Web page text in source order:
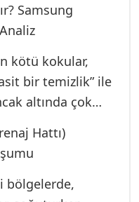
yüksek
sunarak
kullanım
da getirebilir.
serinletmekten
rahatsız edici,
andıran
konforu değil,
bir durumdur.
derin bir nefes
yayılan o ağır
çevirebilir.
Samsung
kötü kokular,
bir temizlik” ile
altında çok
tecrübemizle
kaynağına
değil,
Hattı)
bölgelerde,